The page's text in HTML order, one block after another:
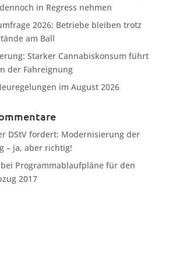
in Regress nehmen
2026: Betriebe bleiben trotz
am Ball
Starker Cannabiskonsum führt
der Fahreignung
im August 2026
DStV fordert: Modernisierung der
– ja, aber richtig!
Programmablaufpläne für den
2017